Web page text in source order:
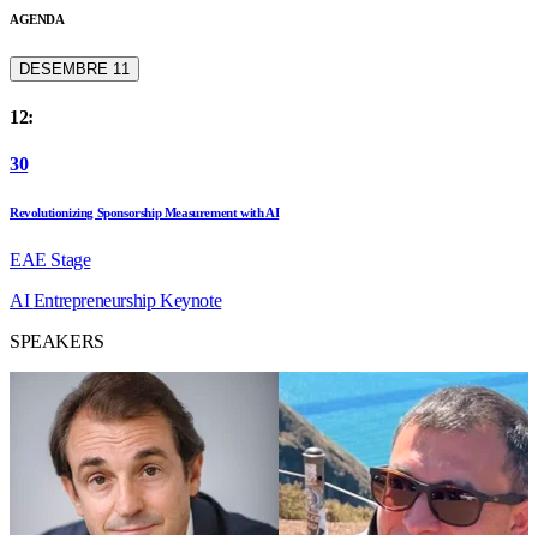
AGENDA
DESEMBRE 11
12:
30
Revolutionizing Sponsorship Measurement with AI
EAE Stage
AIEntrepreneurshipKeynote
SPEAKERS